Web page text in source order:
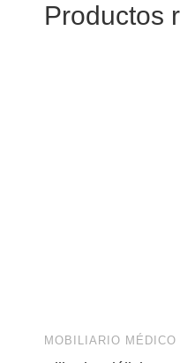
Productos
MOBILIARIO MÉDICO